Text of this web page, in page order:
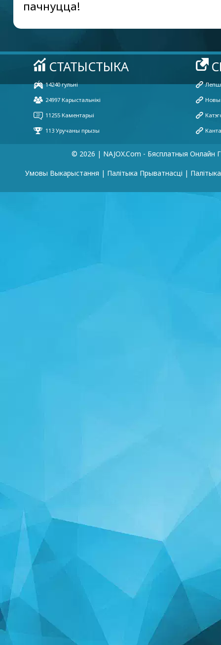
пачнуцца!
© 2026 | NAJOX.com - Бясплатныя Онлайн
Умовы Выкарыстання | Палітыка Прыватнасці |